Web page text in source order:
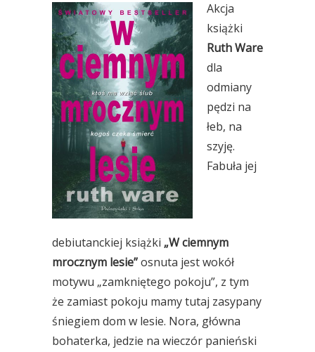
Akcja
książki
Ruth Ware
dla
odmiany
pędzi na
łeb, na
szyję.
Fabuła jej
debiutanckiej książki „W ciemnym
mrocznym lesie”osnuta jest wokół
motywu „zamkniętego pokoju”, z tym
że zamiast pokoju mamy tutaj zasypany
śniegiem dom w lesie. Nora, główna
bohaterka, jedzie na wieczór panieński